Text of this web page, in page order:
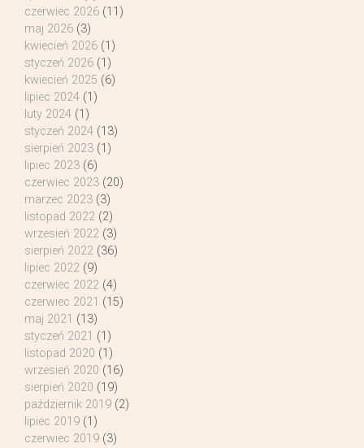
czerwiec 2026 (11)
maj 2026 (3)
kwiecień 2026 (1)
styczeń 2026 (1)
kwiecień 2025 (6)
lipiec 2024 (1)
luty 2024 (1)
styczeń 2024 (13)
sierpień 2023 (1)
lipiec 2023 (6)
czerwiec 2023 (20)
marzec 2023 (3)
listopad 2022 (2)
wrzesień 2022 (3)
sierpień 2022 (36)
lipiec 2022 (9)
czerwiec 2022 (4)
czerwiec 2021 (15)
maj 2021 (13)
styczeń 2021 (1)
listopad 2020 (1)
wrzesień 2020 (16)
sierpień 2020 (19)
październik 2019 (2)
lipiec 2019 (1)
czerwiec 2019 (3)